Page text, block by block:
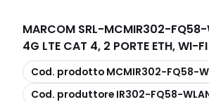
MARCOM SRL-MCMIR302-FQ58-
4G LTE CAT 4, 2 PORTE ETH, WI-FI
copia
Cod. prodotto MCMIR302-FQ58-
copia
Cod. produttore IR302-FQ58-